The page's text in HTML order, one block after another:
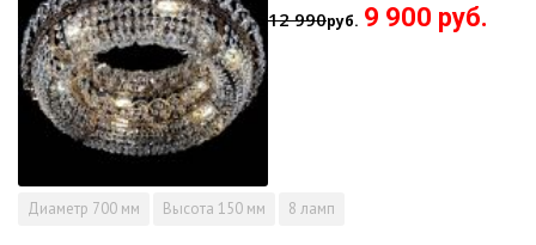
12 990руб. 9 900 руб.
Диаметр 700 мм Высота 150 мм 8 ламп